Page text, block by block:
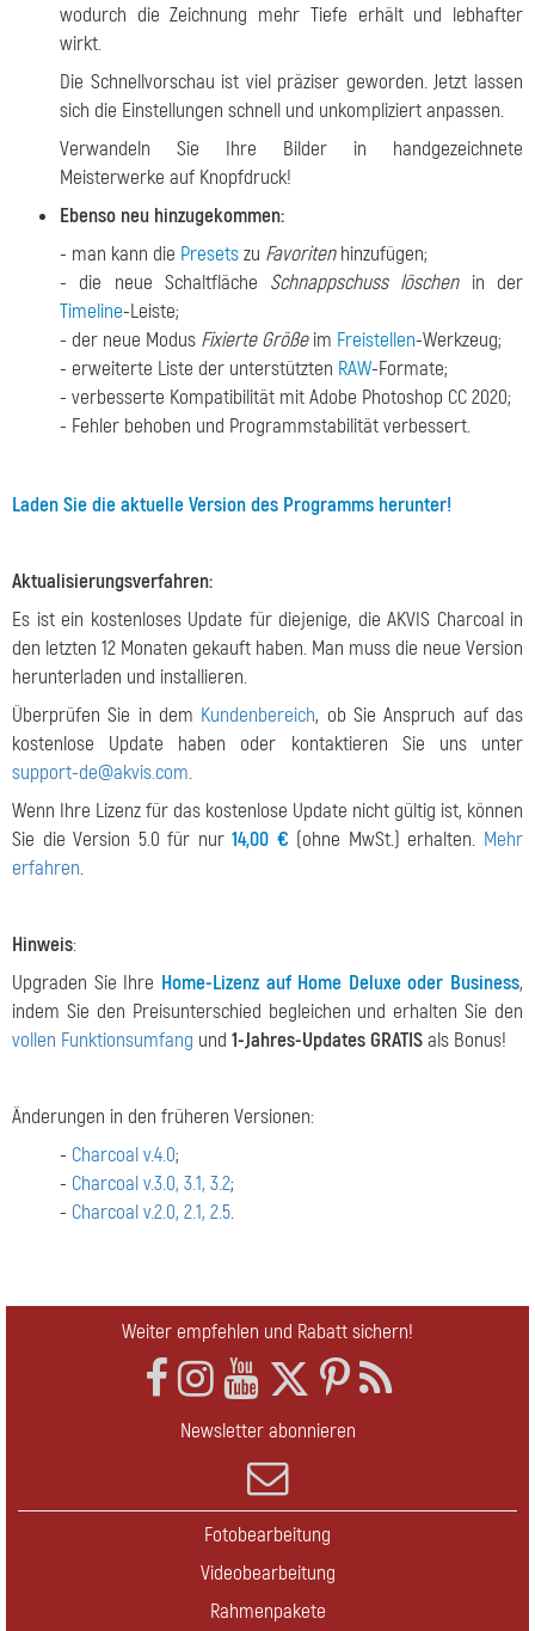
wodurch die Zeichnung mehr Tiefe erhält und lebhafter
wirkt.
Die Schnellvorschau ist viel präziser geworden. Jetzt lassen
sich die Einstellungen schnell und unkompliziert anpassen.
Verwandeln Sie Ihre Bilder in handgezeichnete
Meisterwerke auf Knopfdruck!
Ebenso neu hinzugekommen:
- man kann die Presetszu Favoritenhinzufügen;
- die neue Schaltfläche Schnappschuss löschenin der
Timeline-Leiste;
- der neue Modus Fixierte Größeim Freistellen-Werkzeug;
- erweiterte Liste der unterstützten RAW-Formate;
- verbesserte Kompatibilität mit Adobe Photoshop CC 2020;
- Fehler behoben und Programmstabilität verbessert.
Laden Sie die aktuelle Version des Programms herunter!
Aktualisierungsverfahren:
Es ist ein kostenloses Update für diejenige, die AKVIS Charcoal in
den letzten 12 Monaten gekauft haben. Man muss die neue Version
herunterladen und installieren.
Überprüfen Sie in dem Kundenbereich, ob Sie Anspruch auf das
kostenlose Update haben oder kontaktieren Sie uns unter
support-de@akvis.com.
Wenn Ihre Lizenz für das kostenlose Update nicht gültig ist, können
Sie die Version 5.0 für nur14,00 € (ohne MwSt.) erhalten. Mehr
erfahren.
Hinweis:
Upgraden Sie Ihre Home-Lizenz auf Home Deluxe oder Business,
indem Sie den Preisunterschied begleichen und erhalten Sie den
vollen Funktionsumfang und 1-Jahres-Updates GRATISals Bonus!
Änderungen in den früheren Versionen:
- Charcoal v.4.0;
- Charcoal v.3.0, 3.1, 3.2;
- Charcoal v.2.0, 2.1, 2.5.
Weiter empfehlen und Rabatt sichern!
Newsletter abonnieren
Fotobearbeitung
Videobearbeitung
Rahmenpakete